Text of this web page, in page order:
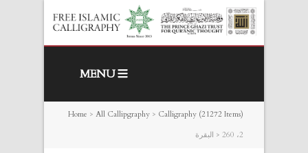
MENU
Home > All Callipgraphy > Calligraphy (21272 Items)
> 260 ،2 البقرة